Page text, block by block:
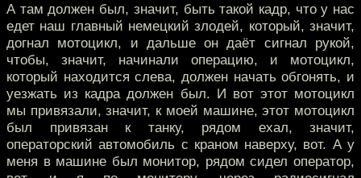
А там должен был, значит, быть такой кадр, что у нас
едет наш главный немецкий злодей, который, значит,
догнал мотоцикл, и дальше он даёт сигнал рукой,
чтобы, значит, начинали операцию, и мотоцикл,
который находится слева, должен начать обгонять, и
уезжать из кадра должен был. И вот этот мотоцикл
мы привязали, значит, к моей машине, этот мотоцикл
был привязан к танку, рядом ехал, значит,
операторский автомобиль с краном наверху, вот. А у
меня в машине был монитор, рядом сидел оператор,